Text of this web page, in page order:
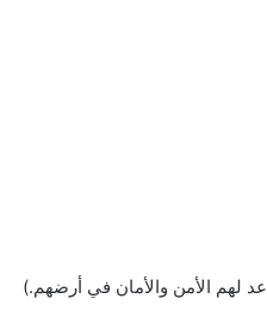
لهم الأمن والأمان في أرضهم.)